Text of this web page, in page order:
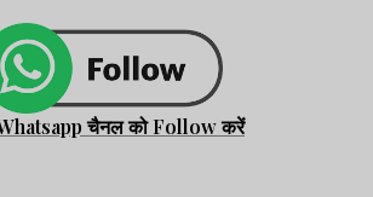
Whatsapp चैनल को Follow करें